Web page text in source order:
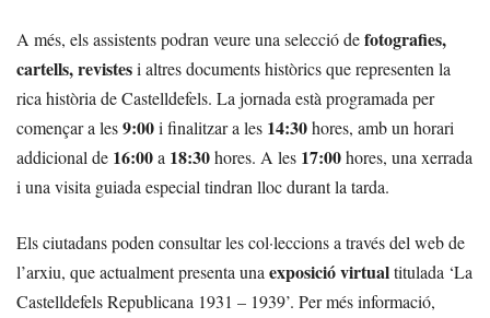
A més, els assistents podran veure una selecció defotografies,
cartells, revistesi altres documents històrics que representen la
rica història de Castelldefels. La jornada està programada per
començar a les9:00i finalitzar a les 14:30hores, amb un horari
addicional de 16:00a 18:30hores. A les 17:00hores, una xerrada
i una visita guiada especial tindran lloc durant la tarda.
Els ciutadans poden consultar les col·leccions a través del web de
l’arxiu, que actualment presenta una exposició virtualtitulada ‘La
Castelldefels Republicana 1931 – 1939’. Per més informació,